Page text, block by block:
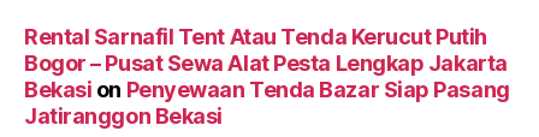
Rental Sarnafil Tent Atau Tenda Kerucut Putih
Bogor – Pusat Sewa Alat Pesta Lengkap Jakarta
Bekasi on Penyewaan Tenda Bazar Siap Pasang
Jatiranggon Bekasi